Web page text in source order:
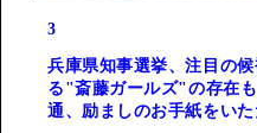
3
兵庫県知事選挙、注目の
る"斎藤ガールズ"の存在
通、励ましのお手紙をいた